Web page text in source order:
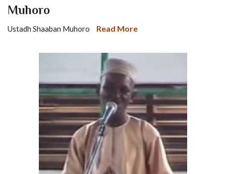
Muhoro
Ustadh Shaaban Muhoro Read More